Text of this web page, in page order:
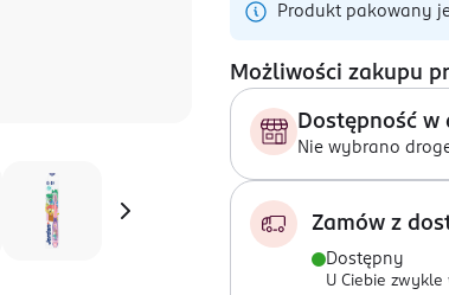
Produkt pakowany
Możliwości zakupu
Dostępność w
Nie wybrano
Zamów z
Dostępny
U Ciebie zwykle